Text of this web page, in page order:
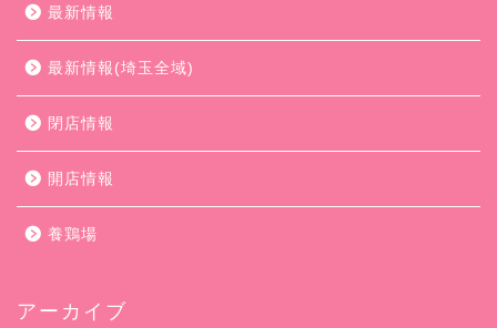
最新情報
最新情報(埼玉全域)
閉店情報
開店情報
養鶏場
アーカイブ